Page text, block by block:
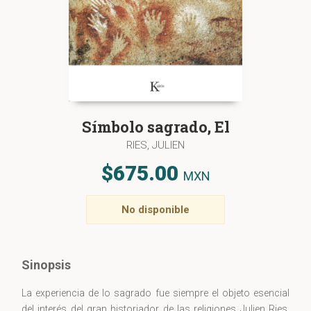
Símbolo sagrado, El
RIES, JULIEN
$675.00 MXN
No disponible
Sinopsis
La experiencia de lo sagrado fue siempre el objeto esencial